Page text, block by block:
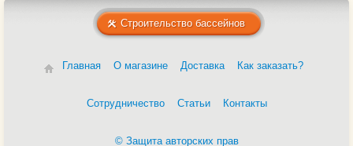
Строительство бассейнов
Главная О магазине Доставка Как заказать?
Сотрудничество Статьи Контакты
© Защита авторских прав